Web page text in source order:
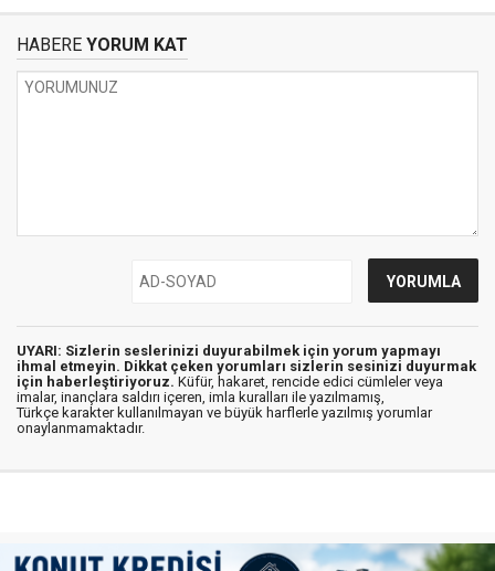
HABERE YORUM KAT
UYARI: Sizlerin seslerinizi duyurabilmek için yorum yapmayı
ihmal etmeyin. Dikkat çeken yorumları sizlerin sesinizi duyurmak
için haberleştiriyoruz. Küfür, hakaret, rencide edici cümleler veya
imalar, inançlara saldırı içeren, imla kuralları ile yazılmamış,
Türkçe karakter kullanılmayan ve büyük harflerle yazılmış yorumlar
onaylanmamaktadır.